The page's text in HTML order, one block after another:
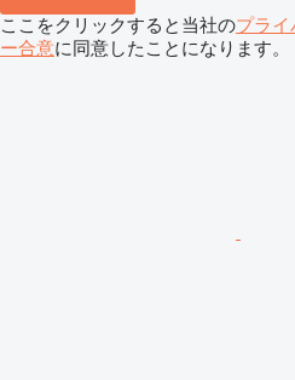
ここをクリックすると当社のプライ
ー合意に同意したことになります。